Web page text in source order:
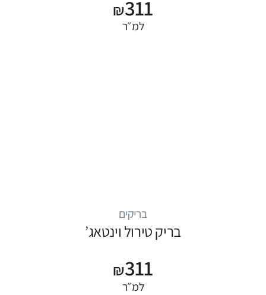
₪311
למ״ר
בריקים
בריק טירול וינטאג’
₪311
למ״ר